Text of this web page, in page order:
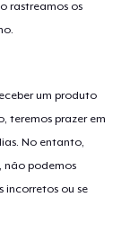
rastreamos os
um produto
teremos prazer em
No entanto,
não podemos
incorretos ou se